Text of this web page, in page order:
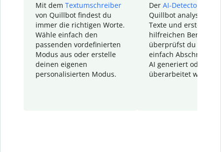
Mit dem Textumschreiber
von Quillbot findest du
immer die richtigen Worte.
Wähle einfach den
passenden vordefinierten
Modus aus oder erstelle
deinen eigenen
personalisierten Modus.
Der AI-Detector
Quillbot analysiert
Texte und erstellt
hilfreichen Bericht.
überprüfst du
einfach Abschnitte,
AI generiert oder
überarbeitet wurden.